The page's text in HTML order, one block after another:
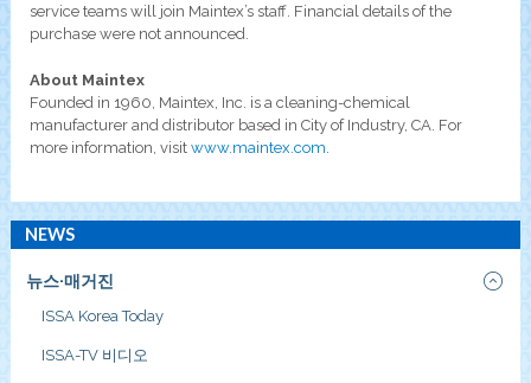
service teams will join Maintex’s staff. Financial details of the
purchase were not announced.
About Maintex
Founded in 1960, Maintex, Inc. is a cleaning-chemical
manufacturer and distributor based in City of Industry, CA. For
more information, visit www.maintex.com
NEWS
뉴스·매거진
ISSA Korea Today
ISSA-TV 비디오